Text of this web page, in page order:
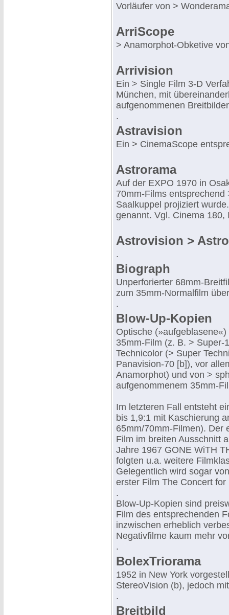
Vorläufer von >
ArriScope
> Anamorphot-Obketive
Arrivision
Ein > Single Film 3-D
München, mit
aufgenommenen
.
Astravision
Ein > CinemaScope
Astrorama
Auf der EXPO 1970 in
70mm-Films
Saalkuppel projiziert
genannt. Vgl. Cinema
Astrovision >
.
Biograph
Unperforierter 68mm-
zum 35mm-Normalfilm
.
Blow-Up-Kopien
Optische
35mm-Film (z. B. > Super-
Technicolor (> Super
Panavision-70 [b]), vor
Anamorphot) und von >
aufgenommenem 35mm-
Im letzteren Fall entsteht
bis 1,9:1 mit Kaschierung
65mm/70mm-Filmen). Der
Film im breiten Ausschnitt
Jahre 1967 GONE WiTH
folgten u.a. weitere
Gelegentlich wird sogar
erster Film The Concert
.
Blow-Up-Kopien sind
Film des entsprechenden
inzwischen erheblich
Negativfilme kaum mehr
.
BolexTriorama
1952 in New York
StereoVision (b), jedoch
.
Breitbild